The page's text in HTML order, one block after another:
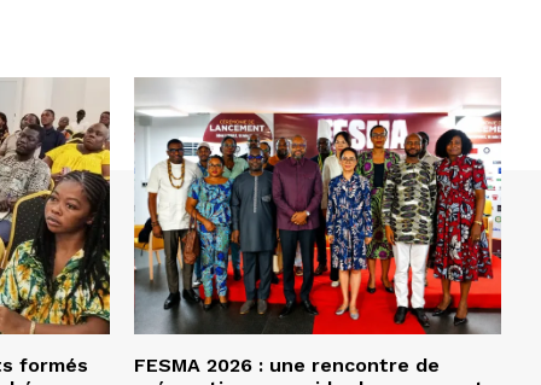
formés
FESMA 2026 : une rencontre de